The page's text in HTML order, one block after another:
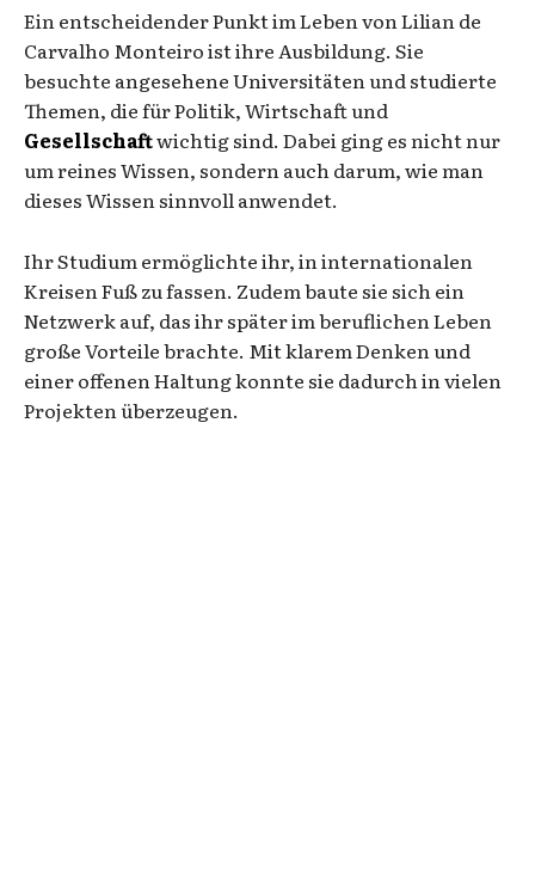
Ein entscheidender Punkt im Leben von Lilian de
Carvalho Monteiro ist ihre Ausbildung. Sie
besuchte angesehene Universitäten und studierte
Themen, die für Politik, Wirtschaft und
Gesellschaftwichtig sind. Dabei ging es nicht nur
um reines Wissen, sondern auch darum, wie man
dieses Wissen sinnvoll anwendet.
Ihr Studium ermöglichte ihr, in internationalen
Kreisen Fuß zu fassen. Zudem baute sie sich ein
Netzwerk auf, das ihr später im beruflichen Leben
große Vorteile brachte. Mit klarem Denken und
einer offenen Haltung konnte sie dadurch in vielen
Projekten überzeugen.